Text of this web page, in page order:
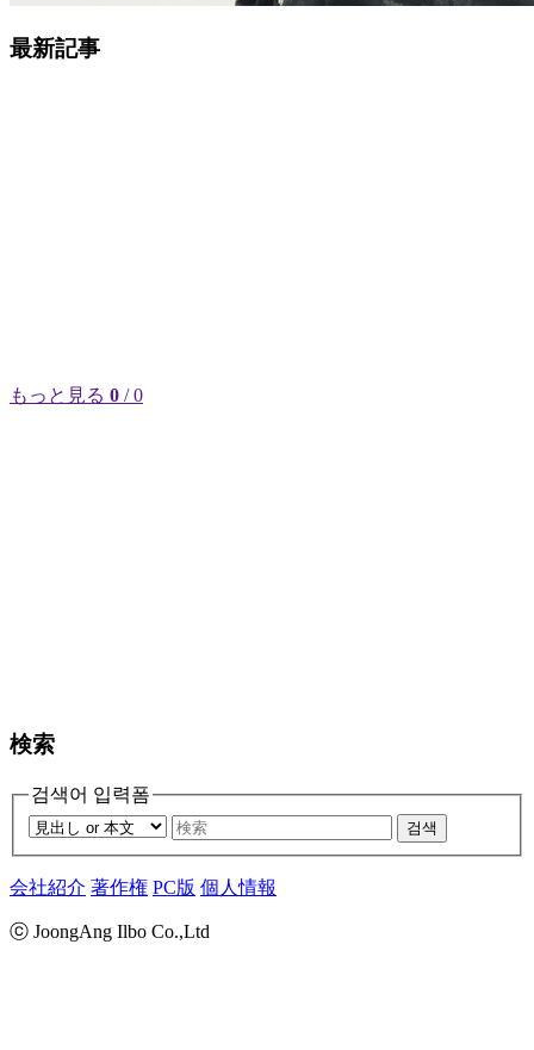
最新記事
もっと見る 0 / 0
検索
검색어 입력폼
검색
会社紹介 著作権 PC版 個人情報
ⓒ JoongAng Ilbo Co.,Ltd